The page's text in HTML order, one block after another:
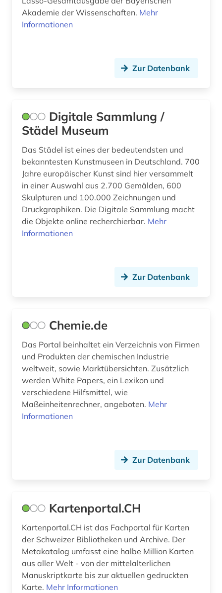
bestandserhaltung (1)
betriebsführung (2)
betriebswirtschaft (7)
betriebswirtschaftslehre (2)
bevölkerung (1)
bevölkerungsentwicklung (1)
bibelwissenschaft (1)
bibliografie (16)
bibliographie (5)
bibliothek (13)
big data (1)
bilanz (1)
bilanzierung (1)
bilanzrecht (3)
Akademie der Wissenschaften. Mehr
Informationen
Zur Datenbank
Digitale Sammlung /
Städel Museum
Das Städel ist eines der bedeutendsten und
bekanntesten Kunstmuseen in Deutschland. 700
Jahre europäischer Kunst sind hier versammelt
in einer Auswahl aus 2.700 Gemälden, 600
Skulpturen und 100.000 Zeichnungen und
Druckgraphiken. Die Digitale Sammlung macht
die Objekte online recherchierbar. Mehr
Informationen
Zur Datenbank
Chemie.de
Das Portal beinhaltet ein Verzeichnis von Firmen
und Produkten der chemischen Industrie
weltweit, sowie Marktübersichten. Zusätzlich
werden White Papers, ein Lexikon und
verschiedene Hilfsmittel, wie
Maßeinheitenrechner, angeboten. Mehr
Informationen
Zur Datenbank
Kartenportal.CH
Kartenportal.CH ist das Fachportal für Karten
der Schweizer Bibliotheken und Archive. Der
Metakatalog umfasst eine halbe Million Karten
aus aller Welt - von der mittelalterlichen
Manuskriptkarte bis zur aktuellen gedruckten
Karte. Mehr Informationen